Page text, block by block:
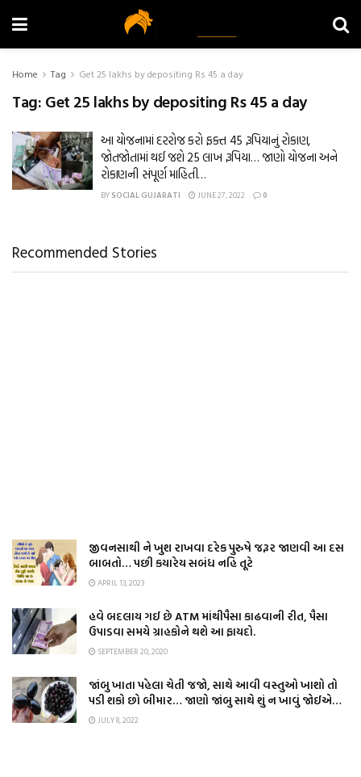
Home Tag Get 25 lakhs by depositing Rs 45 a day
Tag: Get 25 lakhs by depositing Rs 45 a day
આ યોજનામાં દરરોજ કરો ફક્ત 45 રૂપિયાનું રોકાણ,
જોતજોતામાં થઈ જશે 25 લાખ રૂપિયા… જાણો યોજના અને
રોકાણની સંપૂર્ણ માહિતી…
BY SOCIAL GUJARATI JUNE 27, 2022 0
Recommended Stories
જીવનસાથી ને ખુશ રાખવા દરેક પુરુષે જરૂર જાણવી આ દસ
બાબતો… પછી કયારેય સબંધ નહિ તૂટે
APRIL 13, 2023
હવે બદલાય ગઈ છે ATM માંથીપૈસા કાઢવાની રીત, પૈસા
ઉપાડવા સમયે ગ્રાહકોને થશે આ ફાયદો.
SEPTEMBER 20, 2020
જાંબુ ખાતા પહેલા ચેતી જજો, સાથે આવી વસ્તુઓ ખાશો તો
પડી શકો છો બીમાર… જાણો જાંબુ સાથે શું ન ખાવું જોઈએ…
JULY 8, 2022